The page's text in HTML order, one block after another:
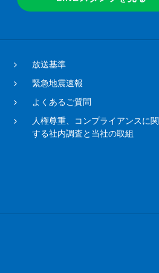
放送基準
緊急地震速報
よくあるご質問
人権尊重、コンプライアンスに関
する社内調査と当社の取組